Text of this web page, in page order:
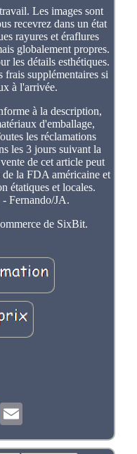
Les images sont
recevrez dans un état
rayures et éraflures
globalement propres.
les détails esthétiques.
frais supplémentaires si
à l'arrivée.
à la description,
d'emballage,
les réclamations
les 3 jours suivant la
de cet article peut
de la FDA américaine et
étatiques et locales.
Fernando/JA.
de SixBit.